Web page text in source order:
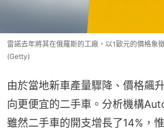
雷諾去年將其在俄羅斯的工廠，以1歐元的價格象
(Getty)
由於當地新車產量驟降、價格飆
向更便宜的二手車。分析機構
雖然二手車的開支增長了14%，